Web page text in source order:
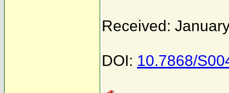
Received:
DOI: 10.7868/